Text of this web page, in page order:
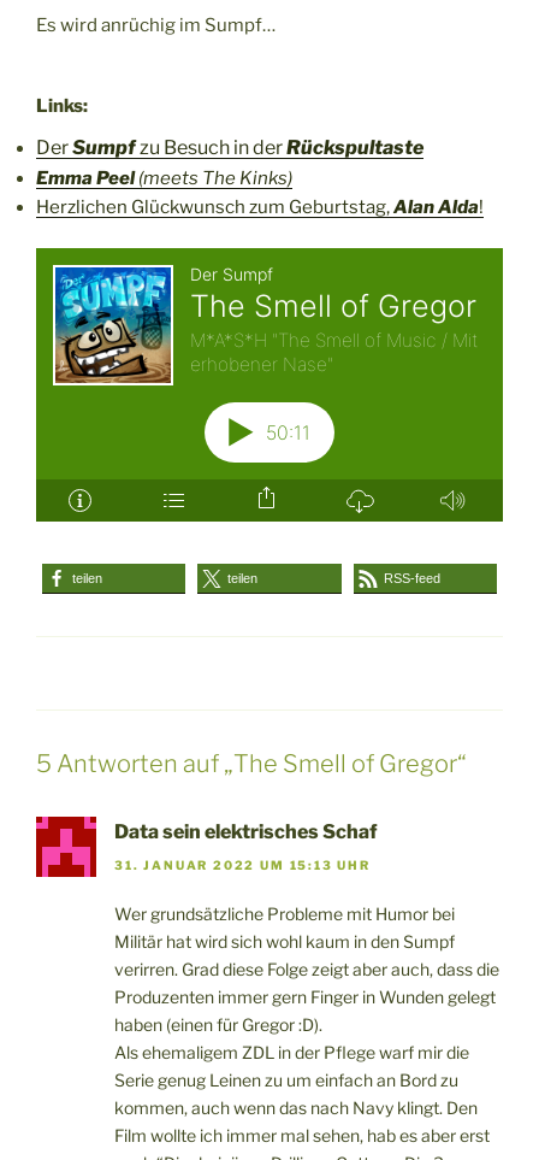
Es wird anrüchig im Sumpf…
Links:
DerSumpfzu Besuch in derRückspultaste
Emma Peel(meets The Kinks)
Herzlichen Glückwunsch zum Geburtstag,Alan Alda!
teilen teilen RSS-feed
5 Antworten auf „The Smell of Gregor“
Data sein elektrisches Schaf
31. JANUAR 2022 UM 15:13 UHR
Wer grundsätzliche Probleme mit Humor bei
Militär hat wird sich wohl kaum in den Sumpf
verirren. Grad diese Folge zeigt aber auch, dass die
Produzenten immer gern Finger in Wunden gelegt
haben (einen für Gregor :D).
Als ehemaligem ZDL in der Pflege warf mir die
Serie genug Leinen zu um einfach an Bord zu
kommen, auch wenn das nach Navy klingt. Den
Film wollte ich immer mal sehen, hab es aber erst